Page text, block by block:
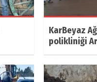
KarBeyaz
polikliniği